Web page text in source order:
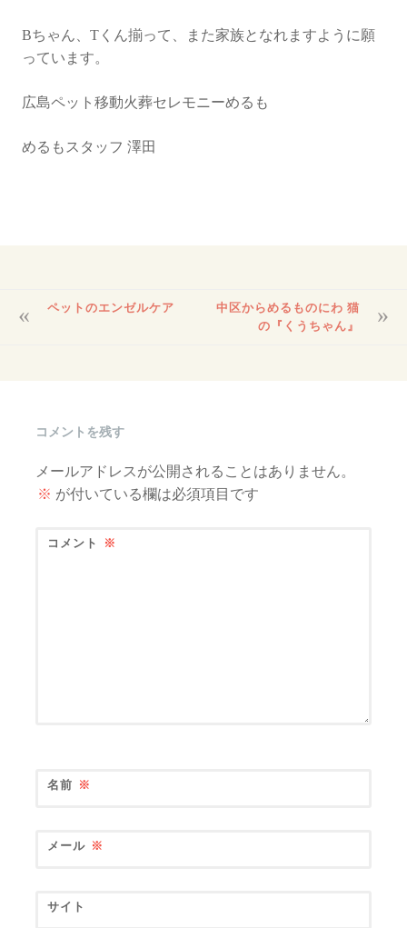
Bちゃん、Tくん揃って、また家族となれますように願
っています。
広島ペット移動火葬セレモニーめるも
めるもスタッフ 澤田
稿
ペットのエンゼルケア
中区からめるものにわ 猫
の『くうちゃん』
コメントを残す
メールアドレスが公開されることはありません。
※ が付いている欄は必須項目です
コメント ※
名前 ※
メール ※
サイト